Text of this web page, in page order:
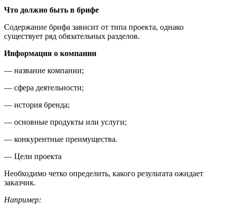
Что должно быть в брифе
Содержание брифа зависит от типа проекта, однако
существует ряд обязательных разделов.
Информация о компании
— название компании;
— сфера деятельности;
— история бренда;
— основные продукты или услуги;
— конкурентные преимущества.
— Цели проекта
Необходимо четко определить, какого результата ожидает
заказчик.
Например: